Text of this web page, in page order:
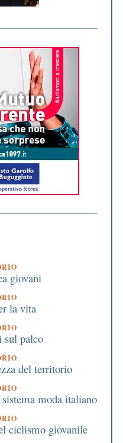
giovani
la vita
sul palco
del territorio
moda italiano
ciclismo giovanile